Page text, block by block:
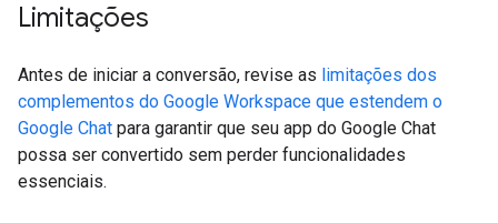
Limitações
Antes de iniciar a conversão, revise as limitações dos
complementos do Google Workspace que estendem o
Google Chat para garantir que seu app do Google Chat
possa ser convertido sem perder funcionalidades
essenciais.